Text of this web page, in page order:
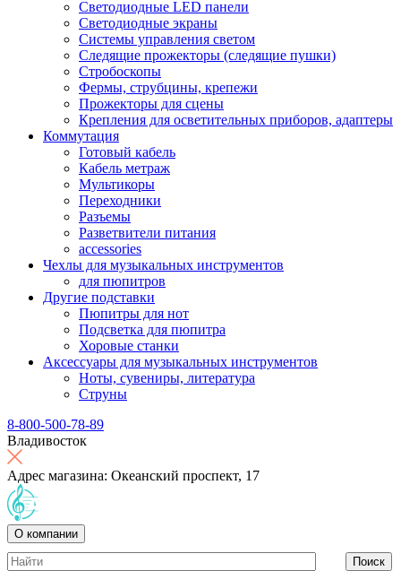
Светодиодные LED панели
Светодиодные экраны
Системы управления светом
Следящие прожекторы (следящие пушки)
Стробоскопы
Фермы, струбцины, крепежи
Прожекторы для сцены
Крепления для осветительных приборов, адаптеры
Коммутация
Готовый кабель
Кабель метраж
Мультикоры
Переходники
Разъемы
Разветвители питания
accessories
Чехлы для музыкальных инструментов
для пюпитров
Другие подставки
Пюпитры для нот
Подсветка для пюпитра
Хоровые станки
Аксессуары для музыкальных инструментов
Ноты, сувениры, литература
Струны
8-800-500-78-89
Владивосток
Адрес магазина: Океанский проспект, 17
О компании
Поиск